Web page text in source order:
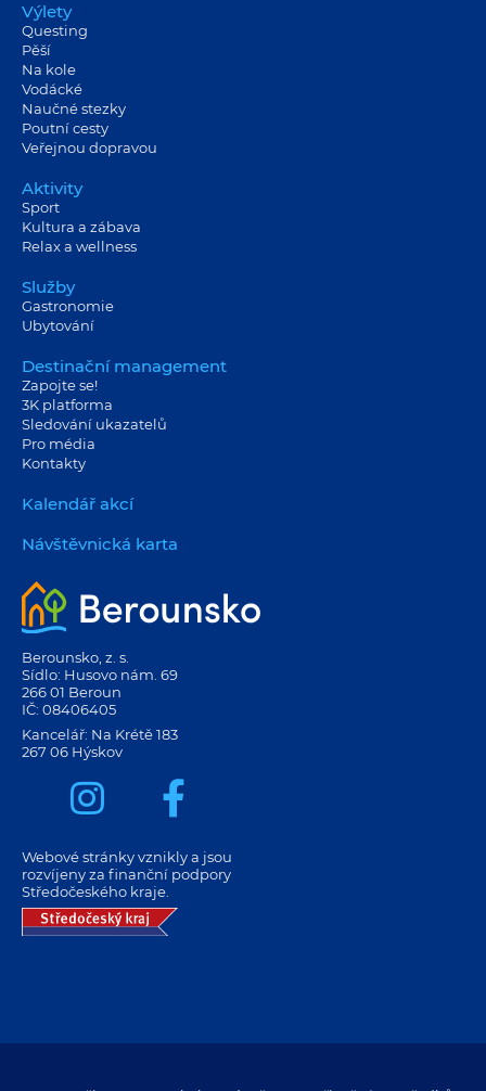
Výlety
Questing
Pěší
Na kole
Vodácké
Naučné stezky
Poutní cesty
Veřejnou dopravou
Aktivity
Sport
Kultura a zábava
Relax a wellness
Služby
Gastronomie
Ubytování
Destinační management
Zapojte se!
3K platforma
Sledování ukazatelů
Pro média
Kontakty
Kalendář akcí
Návštěvnická karta
Berounsko, z. s.
Sídlo: Husovo nám. 69
266 01 Beroun
IČ: 08406405
Kancelář: Na Krétě 183
267 06 Hýskov
Webové stránky vznikly a jsou
rozvíjeny za finanční podpory
Středočeského kraje.